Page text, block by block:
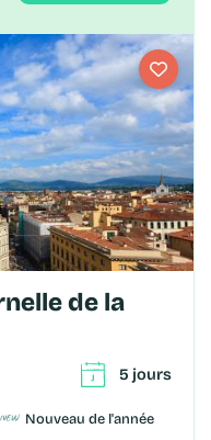
5 jours
Nouveau de l'année